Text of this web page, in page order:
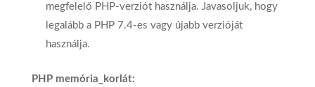
megfelelő PHP-verziót használja. Javasoljuk, hogy
legalább a PHP 7.4-es vagy újabb verzióját
használja.
PHP memória_korlát: